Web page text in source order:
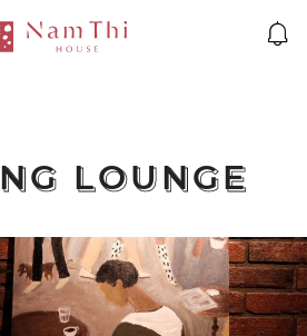
LOUNGE
LOUNGE